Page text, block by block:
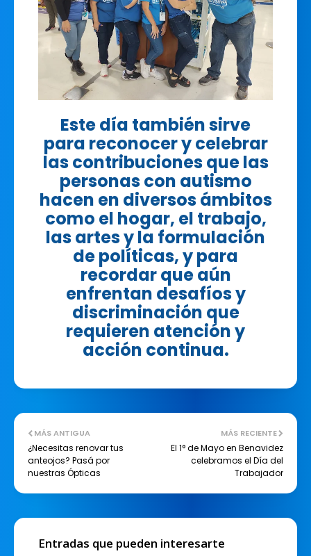
Este día también sirve
para reconocer y celebrar
las contribuciones que las
personas con autismo
hacen en diversos ámbitos
como el hogar, el trabajo,
las artes y la formulación
de políticas, y para
recordar que aún
enfrentan desafíos y
discriminación que
requieren atención y
acción continua.
MÁS RECIENTE
El 1° de Mayo en Benavidez
celebramos el Día del
Trabajador
MÁS ANTIGUA
¿Necesitas renovar tus
anteojos? Pasá por
nuestras Ópticas
Entradas que pueden interesarte